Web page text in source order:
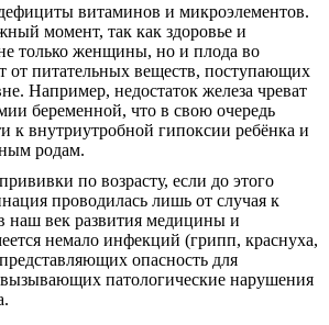
витаминов и микроэлементов.
момент, так как здоровье и
только женщины, но и плода во
от питательных веществ, поступающих
Например, недостаток железа чреват
беременной, что в свою очередь
к внутриутробной гипоксии ребёнка и
родам.
по возрасту, если до этого
проводилась лишь от случая к
наш век развития медицины и
немало инфекций (грипп, краснуха,
опасность для
патологические нарушения